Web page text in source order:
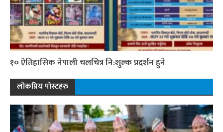
१० ऐतिहासिक नेपाली चलचित्र नि:शुल्क प्रदर्शन हुने
लोकप्रिय पोस्टहरु